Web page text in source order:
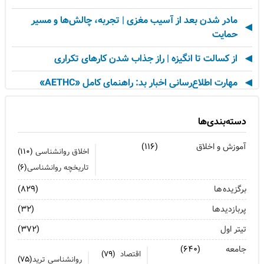
مادر شدن بعد از آسیب مغزی | تجربه، چالش‌ها و مسیر
حمایت
از کسالت تا انگیزه | راز جذاب شدن کارهای تکراری
مهارت اطلاع‌رسانی اخبار بد: راهنمای کامل «AETHC»
رهبران خاکستری | وقتی خم کردن قوانین، قدرت می‌آورد
فناوری‌های نوین جایگزین تجربه انسانی در روان‌شناسی
روان‌شناسی زرد | جاذبه‌ها، چالش‌ها و آسیب‌ها
زمان ترک شغل فرا رسیده است؟ ۷ نشانه که نباید نادیده
بگیرید
وقتی فناوری شکست می‌خورد | درس‌های زندگی از قناری
دسته‌بندی‌ها
آموزش و اخلاق (۱۱۶) اخلاق روانشناسی (۱۱۰)
تاریخچه روانشناسی(۶)
برگزیده ها
(۸۲۹)
پربازدیدها
(۳۲)
تیتر اول
(۳۷۲)
جامعه
(۶۴۰) اقتصاد (۷۹) روانشناسی ترید(۷۵)